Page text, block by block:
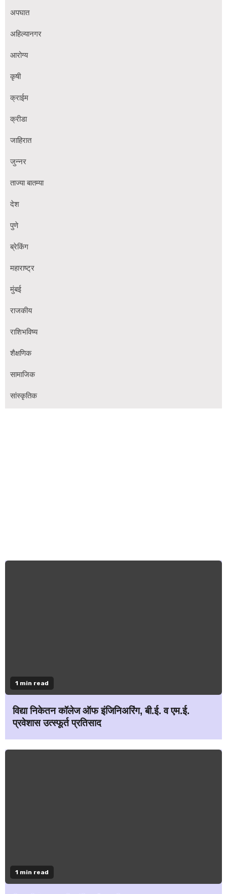
अपघात
अहिल्यानगर
आरोग्य
कृषी
क्राईम
क्रीडा
जाहिरात
जुन्नर
ताज्या बातम्या
देश
पुणे
ब्रेकिंग
महाराष्ट्र
मुंबई
राजकीय
राशिभविष्य
शैक्षणिक
सामाजिक
सांस्कृतिक
1 min read
विद्या निकेतन कॉलेज ऑफ इंजिनिअरिंग, बी.ई. व एम.ई.
प्रवेशास उत्स्फूर्त प्रतिसाद
1 min read